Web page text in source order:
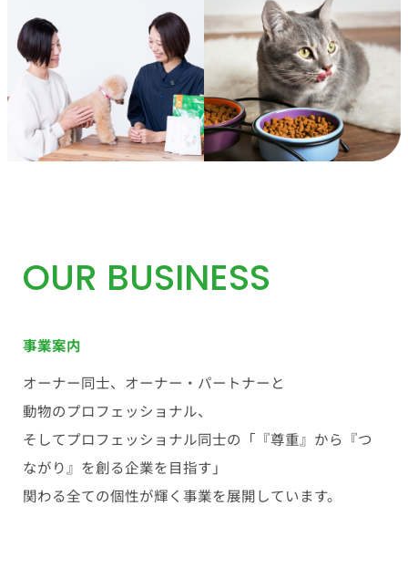
OUR BUSINESS
事業案内
オーナー同士、オーナー・パートナーと
動物のプロフェッショナル、
そしてプロフェッショナル同士の「『尊重』から『つ
ながり』を創る企業を目指す」
関わる全ての個性が輝く事業を展開しています。